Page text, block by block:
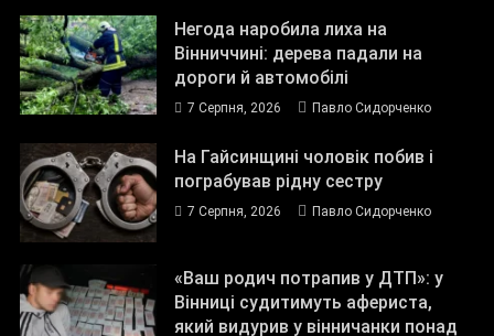
Негода наробила лиха на
Вінниччині: дерева падали на
дороги й автомобілі
7 Серпня, 2026 Павло Сидорченко
На Гайсинщині чоловік побив і
пограбував рідну сестру
7 Серпня, 2026 Павло Сидорченко
«Ваш родич потрапив у ДТП»: у
Вінниці судитимуть афериста,
який видурив у вінничанки понад